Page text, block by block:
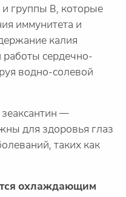
группы B, которые
иммунитета и
калия
работы сердечно-
водно-солевой
—
для здоровья глаз
таких как
охлаждающим